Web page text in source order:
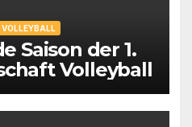
VOLLEYBALL
Saison der 1.
Volleyball